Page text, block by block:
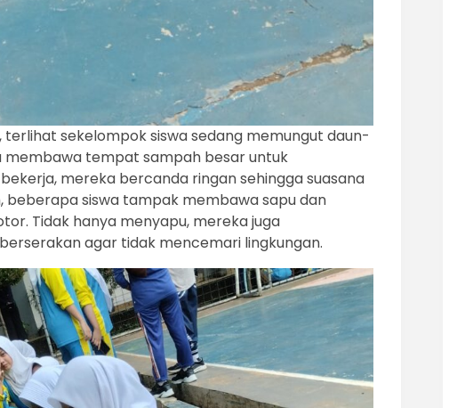
sekelompok siswa sedang memungut daun-
membawa tempat sampah besar untuk
mereka bercanda ringan sehingga suasana
beberapa siswa tampak membawa sapu dan
Tidak hanya menyapu, mereka juga
agar tidak mencemari lingkungan.